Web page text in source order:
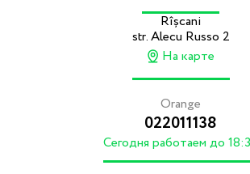
Rîșcani
str. Alecu Russo 2
На карте
Orange
022011138
Cегодня работаем до